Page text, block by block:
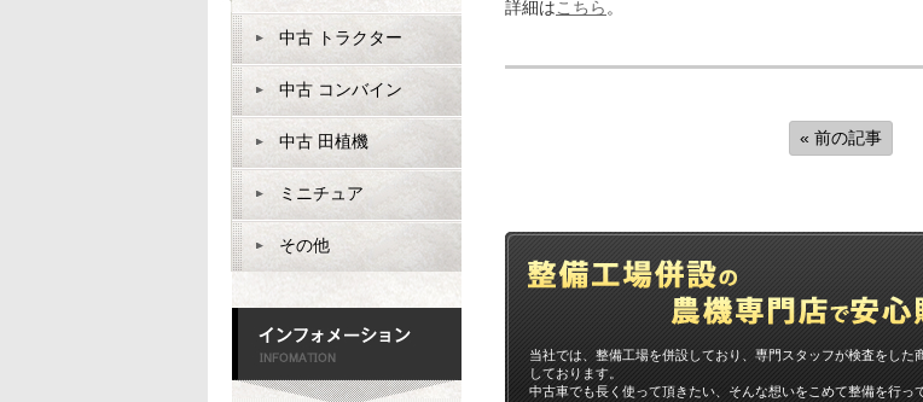
詳細はこちら 。
« 前の記事
当社では、整備工場を併設しており、専門スタッフが検査をした
しております。
中古車でも長く使って頂きたい、そんな想いをこめて整備を行っ
中古 トラクター
中古 コンバイン
中古 田植機
ミニチュア
その他